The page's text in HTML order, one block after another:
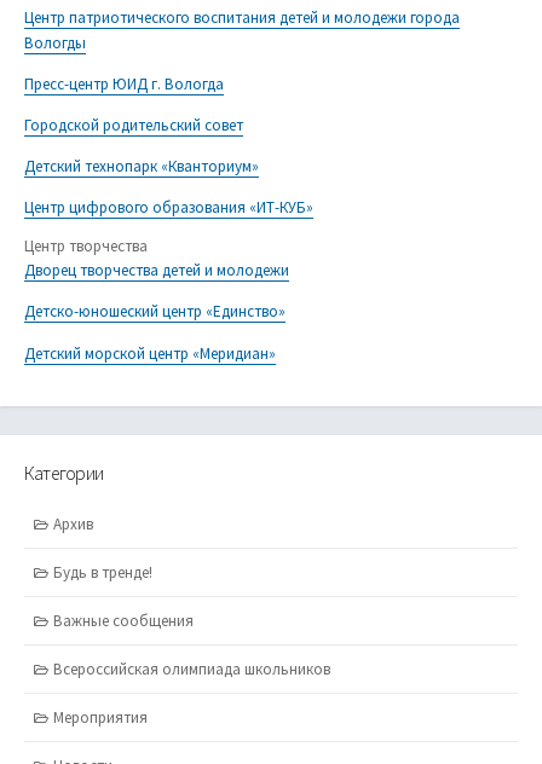
Центр патриотического воспитания детей и молодежи города
Вологды
Пресс-центр ЮИД г. Вологда
Городской родительский совет
Детский технопарк «Кванториум»
Центр цифрового образования «ИТ-КУБ»
Центр творчества
Дворец творчества детей и молодежи
Детско-юношеский центр «Единство»
Детский морской центр «Меридиан»
Категории
Архив
Будь в тренде!
Важные сообщения
Всероссийская олимпиада школьников
Мероприятия